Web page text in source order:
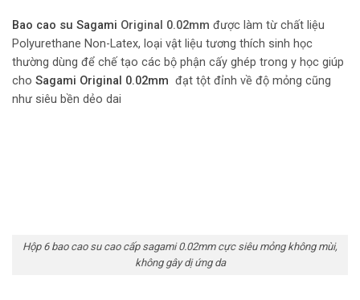
Bao cao su Sagami Original 0.02mm được làm từ chất liệu
Polyurethane Non-Latex, loại vật liệu tương thích sinh học
thường dùng để chế tạo các bộ phận cấy ghép trong y học giúp
cho Sagami Original 0.02mm đạt tột đỉnh về độ mỏng cũng
như siêu bền dẻo dai
Hộp 6 bao cao su cao cấp sagami 0.02mm cực siêu mỏng không mùi,
không gây dị ứng da